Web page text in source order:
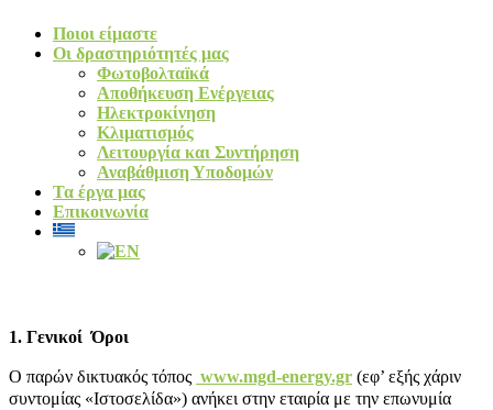
Ποιοι είμαστε
Οι δραστηριότητές μας
Φωτοβολταïκά​
Αποθήκευση Ενέργειας
Ηλεκτροκίνηση
Κλιματισμός
Λειτουργία και Συντήρηση
Αναβάθμιση Υποδομών
Τα έργα μας
Επικοινωνία
1. Γενικοί Όροι
O παρών δικτυακός τόπος www.mgd-energy.gr (εφ’ εξής χάριν
συντομίας «Ιστοσελίδα») ανήκει στην εταιρία με την επωνυμία